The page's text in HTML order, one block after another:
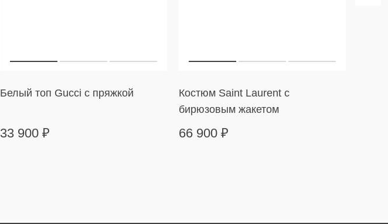
Белый топ Gucci с пряжкой
33 900 ₽
Костюм Saint Laurent с
бирюзовым жакетом
66 900 ₽